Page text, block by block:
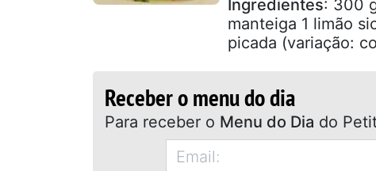
Ingredientes: 300
manteiga 1 limão
picada (variação:
Receber o menu do dia
Para receber o Menu do Dia do